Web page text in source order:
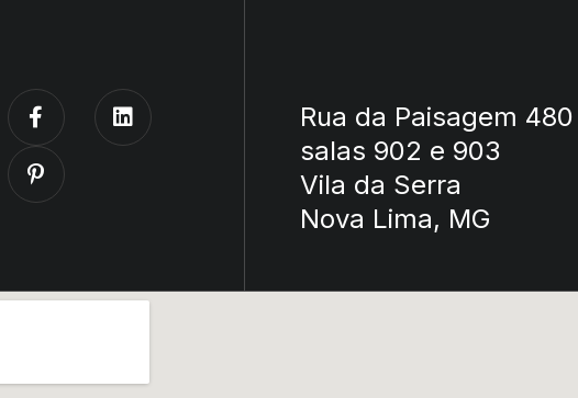
Rua da Paisagem 480
salas 902 e 903
Vila da Serra
Nova Lima, MG